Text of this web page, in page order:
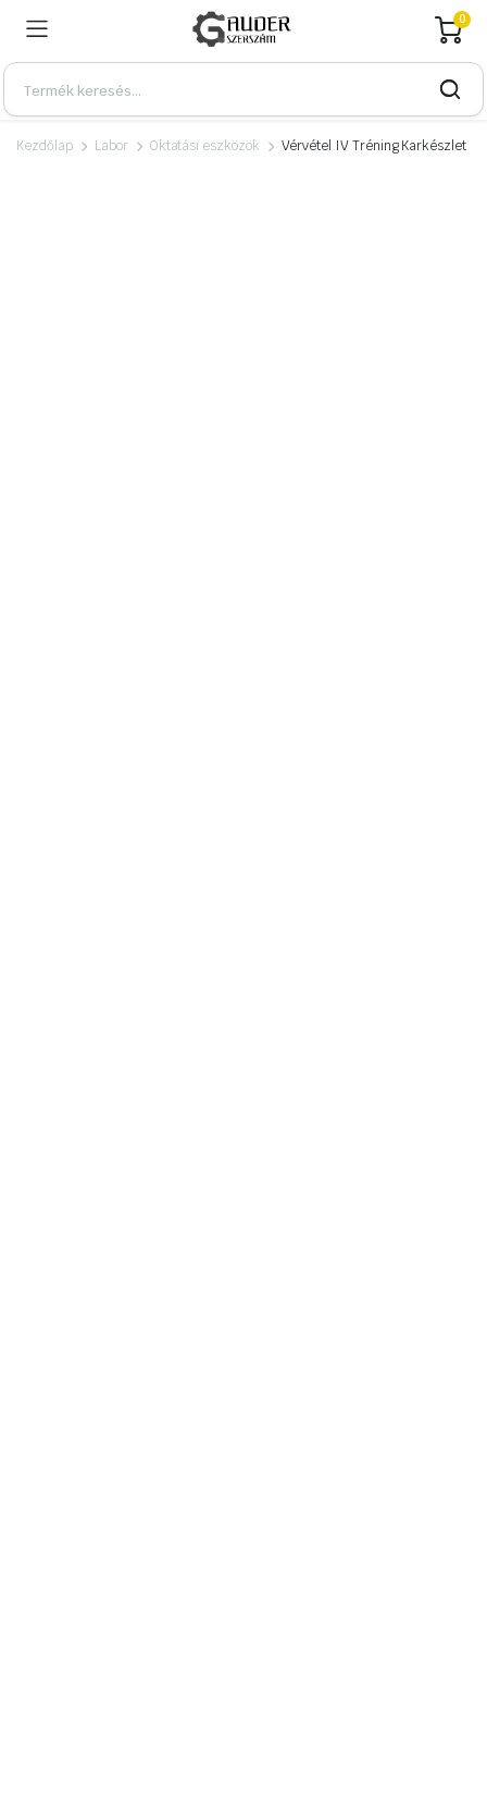
0
Kezdőlap Labor Oktatási eszközök Vérvétel IV Tréning Karkészlet